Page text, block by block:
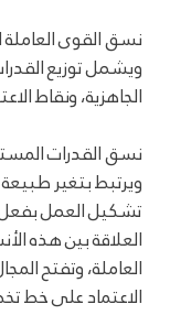
نسق القوى العاملة
ويشمل توزيع
الجاهزية، ونقاط
نسق القدرات
ويرتبط بتغير طبيعة
تشكيل العمل بفعل
العلاقة بين هذه
العاملة، وتفتح
الاعتماد على خط